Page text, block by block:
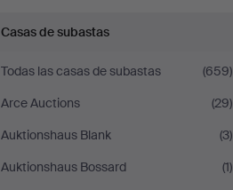
Casas de subastas
Todas las casas de subastas
(659)
Arce Auctions
(29)
Auktionshaus Blank
(3)
Auktionshaus Bossard
(1)